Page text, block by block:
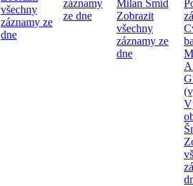
všechny
záznamy ze
dne
záznamy
ze dne
Milan Šmíd
Zobrazit
všechny
záznamy ze
dne